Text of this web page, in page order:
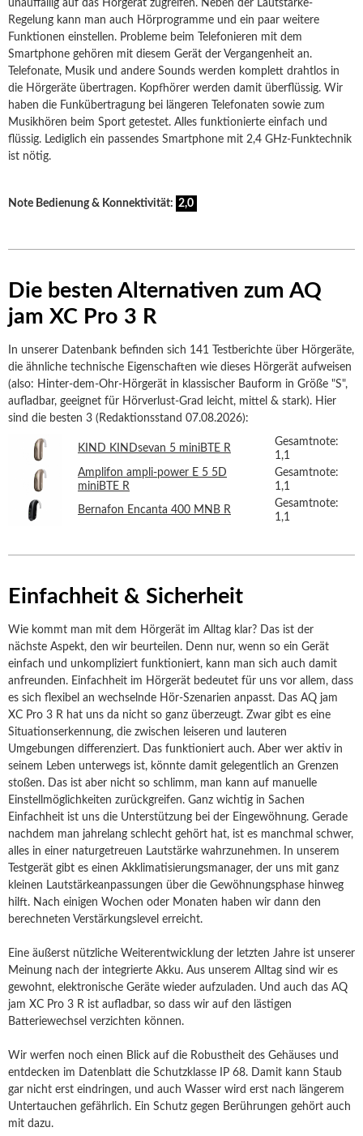
unauffällig auf das Hörgerät zugreifen. Neben der Lautstärke-
Regelung kann man auch Hörprogramme und ein paar weitere
Funktionen einstellen. Probleme beim Telefonieren mit dem
Smartphone gehören mit diesem Gerät der Vergangenheit an.
Telefonate, Musik und andere Sounds werden komplett drahtlos in
die Hörgeräte übertragen. Kopfhörer werden damit überflüssig. Wir
haben die Funkübertragung bei längeren Telefonaten sowie zum
Musikhören beim Sport getestet. Alles funktionierte einfach und
flüssig. Lediglich ein passendes Smartphone mit 2,4 GHz-Funktechnik
ist nötig.
Note Bedienung & Konnektivität: 2,0
Die besten Alternativen zum AQ
jam XC Pro 3 R
In unserer Datenbank befinden sich 141 Testberichte über Hörgeräte,
die ähnliche technische Eigenschaften wie dieses Hörgerät aufweisen
(also: Hinter-dem-Ohr-Hörgerät in klassischer Bauform in Größe "S",
aufladbar, geeignet für Hörverlust-Grad leicht, mittel & stark). Hier
sind die besten 3 (Redaktionsstand 07.08.2026):
KIND KINDsevan 5 miniBTE R
Gesamtnote:
1,1
Amplifon ampli-power E 5 5D
miniBTE R
Gesamtnote:
1,1
Bernafon Encanta 400 MNB R
Gesamtnote:
1,1
Einfachheit & Sicherheit
Wie kommt man mit dem Hörgerät im Alltag klar? Das ist der
nächste Aspekt, den wir beurteilen. Denn nur, wenn so ein Gerät
einfach und unkompliziert funktioniert, kann man sich auch damit
anfreunden. Einfachheit im Hörgerät bedeutet für uns vor allem, dass
es sich flexibel an wechselnde Hör-Szenarien anpasst. Das AQ jam
XC Pro 3 R hat uns da nicht so ganz überzeugt. Zwar gibt es eine
Situationserkennung, die zwischen leiseren und lauteren
Umgebungen differenziert. Das funktioniert auch. Aber wer aktiv in
seinem Leben unterwegs ist, könnte damit gelegentlich an Grenzen
stoßen. Das ist aber nicht so schlimm, man kann auf manuelle
Einstellmöglichkeiten zurückgreifen. Ganz wichtig in Sachen
Einfachheit ist uns die Unterstützung bei der Eingewöhnung. Gerade
nachdem man jahrelang schlecht gehört hat, ist es manchmal schwer,
alles in einer naturgetreuen Lautstärke wahrzunehmen. In unserem
Testgerät gibt es einen Akklimatisierungsmanager, der uns mit ganz
kleinen Lautstärkeanpassungen über die Gewöhnungsphase hinweg
hilft. Nach einigen Wochen oder Monaten haben wir dann den
berechneten Verstärkungslevel erreicht.
Eine äußerst nützliche Weiterentwicklung der letzten Jahre ist unserer
Meinung nach der integrierte Akku. Aus unserem Alltag sind wir es
gewohnt, elektronische Geräte wieder aufzuladen. Und auch das AQ
jam XC Pro 3 R ist aufladbar, so dass wir auf den lästigen
Batteriewechsel verzichten können.
Wir werfen noch einen Blick auf die Robustheit des Gehäuses und
entdecken im Datenblatt die Schutzklasse IP 68. Damit kann Staub
gar nicht erst eindringen, und auch Wasser wird erst nach längerem
Untertauchen gefährlich. Ein Schutz gegen Berührungen gehört auch
mit dazu.